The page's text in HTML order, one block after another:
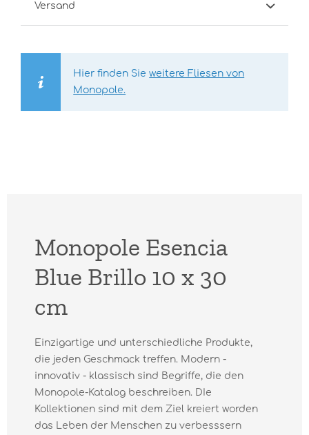
Versand
Hier finden Sieweitere Fliesen von
Monopole.
Monopole Esencia
Blue Brillo 10 x 30
cm
Einzigartige und unterschiedliche Produkte,
die jeden Geschmack treffen. Modern -
innovativ - klassisch sind Begriffe, die den
Monopole-Katalog beschreiben. DIe
Kollektionen sind mit dem Ziel kreiert worden
das Leben der Menschen zu verbesssern